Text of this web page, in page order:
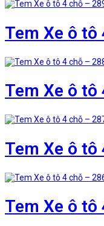
Tem Xe ô tô
Tem Xe ô tô
Tem Xe ô tô
Tem Xe ô tô